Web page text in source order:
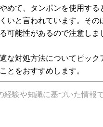
めて、タンポンを使用す
いと言われています。そ
可能性があるので注意しま
な対処方法についてピッ
とをおすすめします。
験や知識に基づいた情報